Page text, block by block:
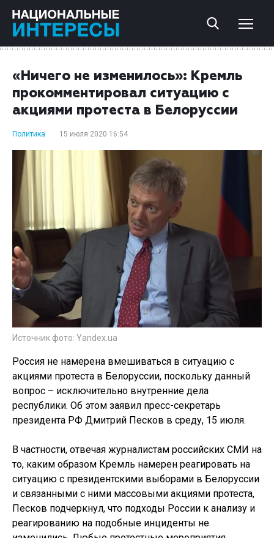
«Ничего не изменилось»: Кремль
прокомментировал ситуацию с
акциями протеста в Белоруссии
Политика 15 июля 2020 16:54
Источник фото: Yandex.ua
Россия не намерена вмешиваться в ситуацию с
акциями протеста в Белоруссии, поскольку данный
вопрос – исключительно внутренние дела
республики. Об этом заявил пресс-секретарь
президента РФ Дмитрий Песков в среду, 15 июля.
В частности, отвечая журналистам российских СМИ на
то, каким образом Кремль намерен реагировать на
ситуацию с президентскими выборами в Белоруссии
и связанными с ними массовыми акциями протеста,
Песков подчеркнул, что подходы России к анализу и
реагированию на подобные инциденты не